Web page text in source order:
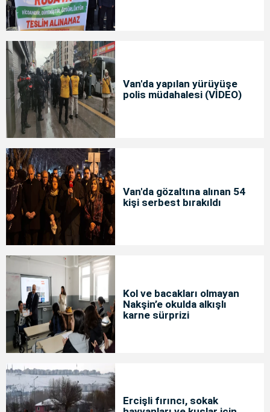
Van'da yapılan yürüyüşe
polis müdahalesi (VİDEO)
Van'da gözaltına alınan 54
kişi serbest bırakıldı
Kol ve bacakları olmayan
Nakşin’e okulda alkışlı
karne sürprizi
Ercişli fırıncı, sokak